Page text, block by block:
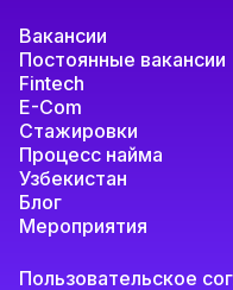
Вакансии
Постоянные вакансии
Fintech
E-Com
Стажировки
Процесс найма
Узбекистан
Блог
Мероприятия
Пользовательское